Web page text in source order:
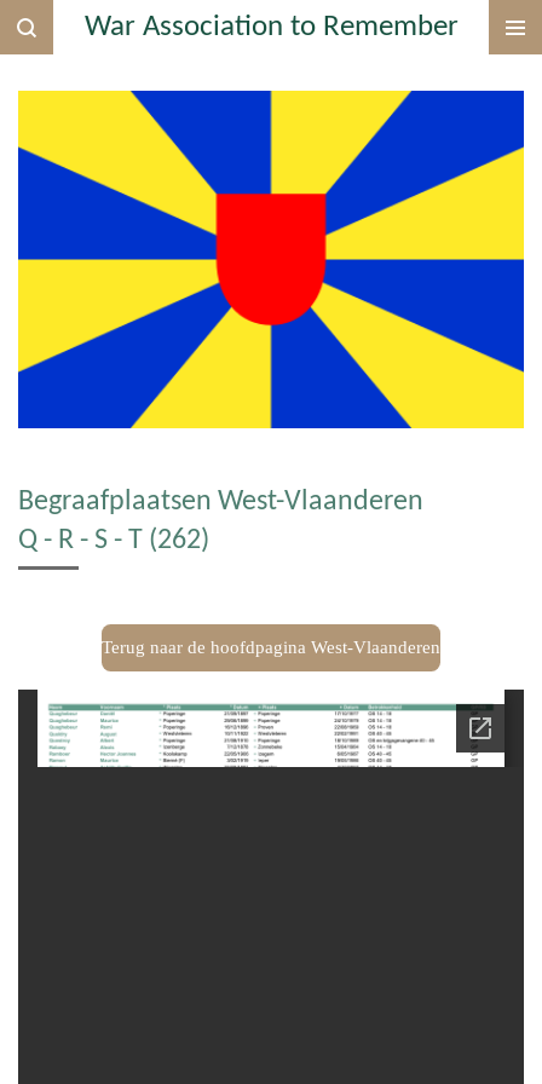
Ga
direct
naar
hoofdinhoud
War Association to Remember
Begraafplaatsen West-Vlaanderen
Q - R - S - T (262)
Terug naar de hoofdpagina West-Vlaanderen